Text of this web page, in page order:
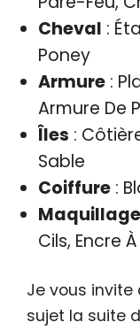
Cheval :
Poney
Armure:
Armure De
Îles :
Sable
Coiffure:
Maquillage
Cils, Encre
Je vous invite
sujet la suite